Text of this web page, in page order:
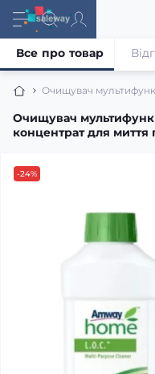
Очищувач
Очищувач
концентрат для миття
Все про товар
-24%